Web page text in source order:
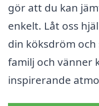
gör att du kan
enkelt. Låt oss
din köksdröm
familj och vänner
inspirerande